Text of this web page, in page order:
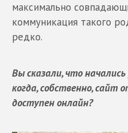
максимально
коммуникация такого
редко.
Вы сказали, что
когда, собственно, сайт
доступен онлайн?